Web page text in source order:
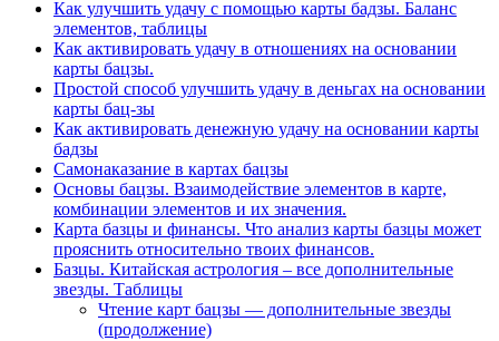
Как улучшить удачу с помощью карты бадзы. Баланс
элементов, таблицы
Как активировать удачу в отношениях на основании
карты бацзы.
Простой способ улучшить удачу в деньгах на основании
карты бац-зы
Как активировать денежную удачу на основании карты
бадзы
Самонаказание в картах бацзы
Основы бацзы. Взаимодействие элементов в карте,
комбинации элементов и их значения.
Карта базцы и финансы. Что анализ карты базцы может
прояснить относительно твоих финансов.
Базцы. Китайская астрология – все дополнительные
звезды. Таблицы
Чтение карт бацзы — дополнительные звезды
(продолжение)